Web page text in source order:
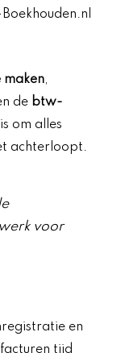
maken,
de btw-
om alles
achterloopt.
voor
en
tijd